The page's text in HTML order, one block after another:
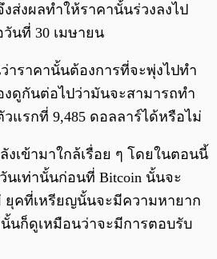
ส่งผลทำให้ราคานั้นร่วงลงไป
วันที่ 30 เมษายน
าราคานั้นต้องการที่จะพุ่งไปทำ
งดูกันต่อไปว่ามันจะสามารถทำ
แรกที่ 9,485 ดอลลาร์ได้หรือไม่
งเข้ามาใกล้เรื่อย ๆ โดยในตอนนี้
นเท่านั้นก่อนที่ Bitcoin นั้นจะ
ยุคที่เหรียญนั้นจะมีความหายาก
นก็ดูเหมือนว่าจะมีการตอบรับ